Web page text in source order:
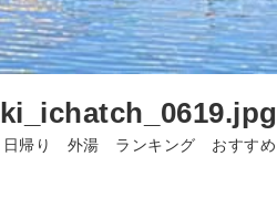
帰り 外湯 ランキング おすすめ